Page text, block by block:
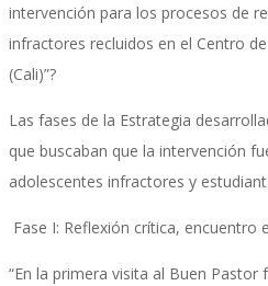
intervención para los procesos de
infractores recluidos en el Centro
(Cali)”?
Las fases de la Estrategia
que buscaban que la intervención
adolescentes infractores y
Fase I: Reflexión crítica, encuentro
“En la primera visita al Buen